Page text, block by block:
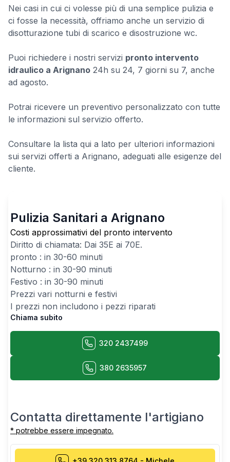
Nei casi in cui ci volesse più di una semplice pulizia e
ci fosse la necessità, offriamo anche un servizio di
disotturazione tubi di scarico e disostruzione wc.
Puoi richiedere i nostri servizi pronto intervento
idraulico a Arignano 24h su 24, 7 giorni su 7, anche
ad agosto.
Potrai ricevere un preventivo personalizzato con tutte
le informazioni sul servizio offerto.
Consultare la lista qui a lato per ulteriori informazioni
sui servizi offerti a Arignano, adeguati alle esigenze del
cliente.
Pulizia Sanitari a Arignano
Costi approssimativi del pronto intervento
Diritto di chiamata: Dai 35E ai 70E.
pronto : in 30-60 minuti
Notturno : in 30-90 minuti
Festivo : in 30-90 minuti
Prezzi vari notturni e festivi
I prezzi non includono i pezzi riparati
Chiama subito
320 2437499
380 2635957
Contatta direttamente l'artigiano
* potrebbe essere impegnato.